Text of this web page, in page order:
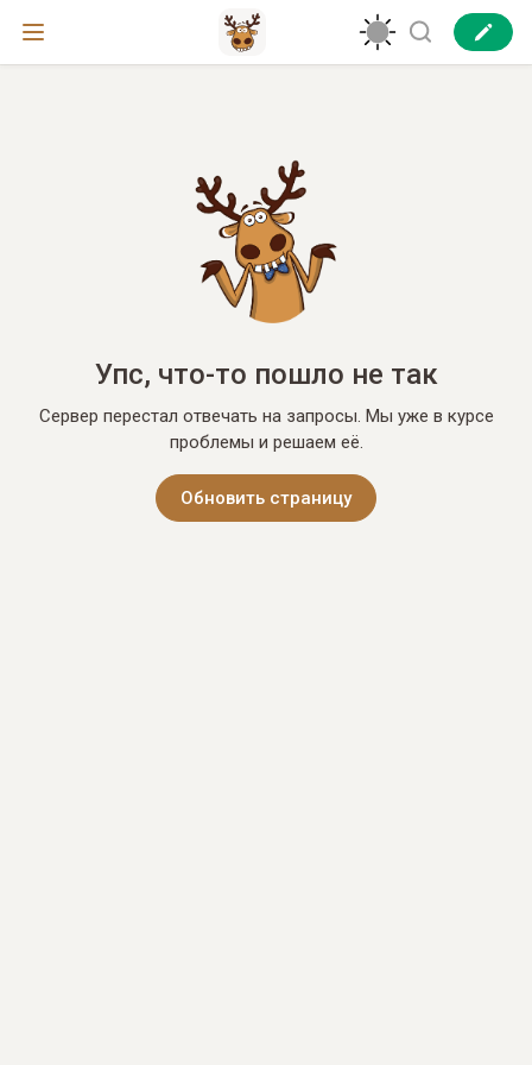
Упс, что-то пошло не так
Сервер перестал отвечать на запросы. Мы уже в курсе
проблемы и решаем её.
Обновить страницу